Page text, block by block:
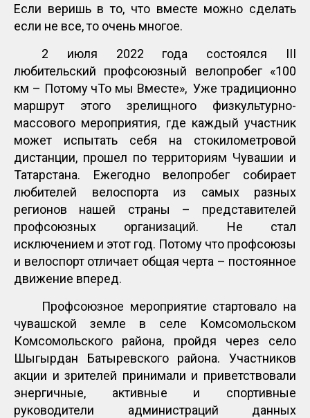
Если веришь в то, что вместе можно сделать
если не все, то очень многое.
2 июля 2022 года состоялся III
любительский профсоюзный велопробег «100
км – Потому чТо мы Вместе», Уже традиционно
маршрут этого зрелищного физкультурно-
массового мероприятия, где каждый участник
может испытать себя на стокилометровой
дистанции, прошел по территориям Чувашии и
Татарстана. Ежегодно велопробег собирает
любителей велоспорта из самых разных
регионов нашей страны – представителей
профсоюзных организаций. Не стал
исключением и этот год. Потому что профсоюзы
и велоспорт отличает общая черта – постоянное
движение вперед.
Профсоюзное мероприятие стартовало на
чувашской земле в селе Комсомольском
Комсомольского района, пройдя через село
Шыгырдан Батыревского района. Участников
акции и зрителей принимали и приветствовали
энергичные, активные и спортивные
руководители администраций данных